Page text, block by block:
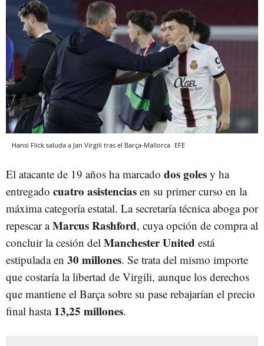
Hansi Flick saluda a Jan Virgili tras el Barça-Mallorca EFE
El atacante de 19 años ha marcado dos goles y ha
entregado cuatro asistencias en su primer curso en la
máxima categoría estatal. La secretaría técnica aboga por
repescar aMarcus Rashford, cuya opción de compra al
concluir la cesión del Manchester United está
estipulada en 30 millones. Se trata del mismo importe
que costaría la libertad de Virgili, aunque los derechos
que mantiene el Barça sobre su pase rebajarían el precio
final hasta 13,25 millones.